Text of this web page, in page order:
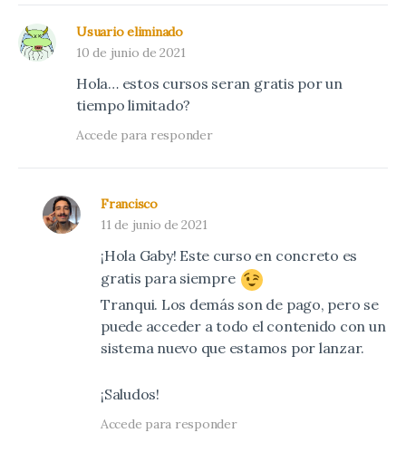
Usuario eliminado
10 de junio de 2021
Hola… estos cursos seran gratis por un
tiempo limitado?
Accede para responder
Francisco
11 de junio de 2021
¡Hola Gaby! Este curso en concreto es
gratis para siempre
Tranqui. Los demás son de pago, pero se
puede acceder a todo el contenido con un
sistema nuevo que estamos por lanzar.
¡Saludos!
Accede para responder